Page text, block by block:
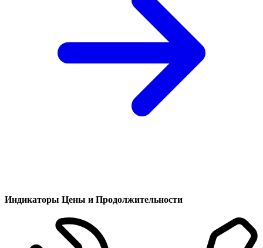
Индикаторы Цены и Продолжительности